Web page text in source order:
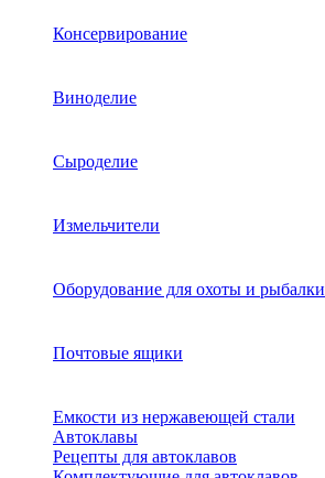
Консервирование
Виноделие
Сыроделие
Измельчители
Оборудование для охоты и рыбалки
Почтовые ящики
Емкости из нержавеющей стали
Автоклавы
Рецепты для автоклавов